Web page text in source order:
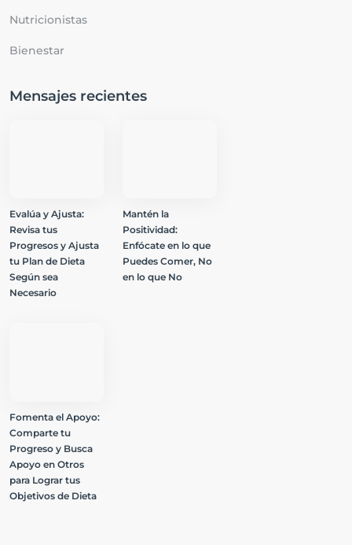
Nutricionistas
Bienestar
Mensajes recientes
Evalúa y Ajusta:
Revisa tus
Progresos y Ajusta
tu Plan de Dieta
Según sea
Necesario
Mantén la
Positividad:
Enfócate en lo que
Puedes Comer, No
en lo que No
Fomenta el Apoyo:
Comparte tu
Progreso y Busca
Apoyo en Otros
para Lograr tus
Objetivos de Dieta